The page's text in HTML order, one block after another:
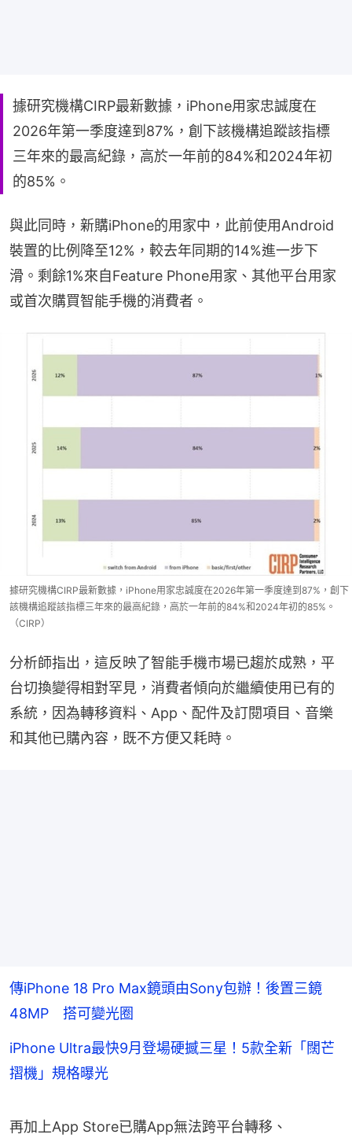
據研究機構CIRP最新數據，iPhone用家忠誠度在
2026年第一季度達到87%，創下該機構追蹤該指標
三年來的最高紀錄，高於一年前的84%和2024年初
的85%。
與此同時，新購iPhone的用家中，此前使用Android
裝置的比例降至12%，較去年同期的14%進一步下
滑。剩餘1%來自Feature Phone用家、其他平台用家
或首次購買智能手機的消費者。
據研究機構CIRP最新數據，iPhone用家忠誠度在2026年第一季度達到87%，創下
該機構追蹤該指標三年來的最高紀錄，高於一年前的84%和2024年初的85%。
（CIRP）
分析師指出，這反映了智能手機市場已趨於成熟，平
台切換變得相對罕見，消費者傾向於繼續使用已有的
系統，因為轉移資料、App、配件及訂閱項目、音樂
和其他已購內容，既不方便又耗時。
傳iPhone 18 Pro Max鏡頭由Sony包辦！後置三鏡
48MP 搭可變光圈
iPhone Ultra最快9月登場硬撼三星！5款全新「闊芒
摺機」規格曝光
再加上App Store已購App無法跨平台轉移、